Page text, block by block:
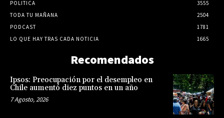
POLITICA
3555
TODA TU MAÑANA
2504
PODCAST
1781
LO QUE HAY TRAS CADA NOTICIA
1665
Recomendados
Ipsos: Preocupación por el desempleo en
Chile aumentó diez puntos en un año
7 Agosto, 2026